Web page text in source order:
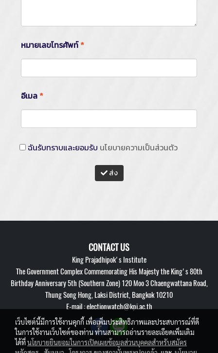
หมายเลขโทรศัพท์ *
อีเมล *
ฉันรับทราบและยอมรับ นโยบายความเป็นส่วนตัว
ส่ง
CONTACT US
King Prajadhipok's Institute
The Government Complex Commemorating His Majesty the King's 80th
Birthday Anniversary 5th (Southern Zone) 120 Moo 3 Chaengwattana Road,
Thung Song Hong, Laksi District, Bangkok 10210
E-mail : electionwatch@kpi.ac.th
เว็บไซต์นี้มีการใช้งานคุกกี้ เพื่อเพิ่มประสิทธิภาพและประสบการณ์ที่ดี
ในการใช้งานเว็บไซต์ของท่าน ท่านสามารถอ่านรายละเอียดเพิ่มเติม
ได้ที่นโยบายยินยอมในการเปิดเผยข้อมูลส่วนบุคคลสำหรับสมัคร